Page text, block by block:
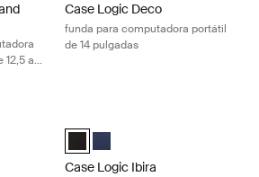
a
Case Logic Deco
funda para computadora portátil
de 14 pulgadas
Negro (selected)
Case Logic Ibira Laptop Sleeve
Case Logic Ibira Laptop
Case Logic Ibira